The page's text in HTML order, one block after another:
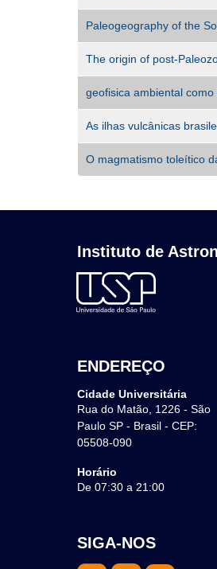
Paleogeography of the
The origin of post-
geofisica ambiental
As ilhas vulcânicas
O magmatismo toleítico
Instituto de
ENDEREÇO
Cidade Universitária
Rua do Matão, 1226 - São
Paulo SP - Brasil - CEP:
05508-090
Horário
De 07:30 a 21:00
SIGA-NOS